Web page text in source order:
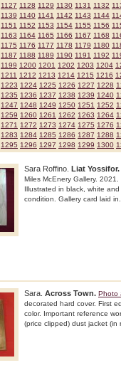
1127 1128 1129 1130 1131 1132
1139 1140 1141 1142 1143 1144
1151 1152 1153 1154 1155 1156
1163 1164 1165 1166 1167 1168
1175 1176 1177 1178 1179 1180
1187 1188 1189 1190 1191 1192
1199 1200 1201 1202 1203 1204
1211 1212 1213 1214 1215 1216
1223 1224 1225 1226 1227 1228
1235 1236 1237 1238 1239 1240
1247 1248 1249 1250 1251 1252
1259 1260 1261 1262 1263 1264
1271 1272 1273 1274 1275 1276
1283 1284 1285 1286 1287 1288
1295 1296 1297 1298 1299 1300
Sara Roffino. Liat
Miles McEnery Gallery.
Illustrated in black, white
condition. Gallery card laid
Sara. Across Town. Photo
decorated hard cover. First
color. Important reference
(price clipped) dust jacket (in